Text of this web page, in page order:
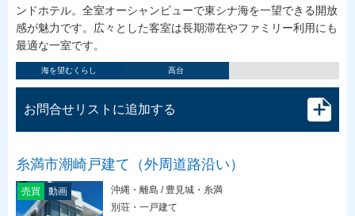
ンドホテル。全室オーシャンビューで東シナ海を一望できる開放
感が魅力です。広々とした客室は長期滞在やファミリー利用にも
最適な一室です。
海を望むくらし 高台
お問合せリストに追加する
糸満市潮崎戸建て（外周道路沿い）
売買 動画
沖縄・離島 / 豊見城・糸満
別荘・一戸建て